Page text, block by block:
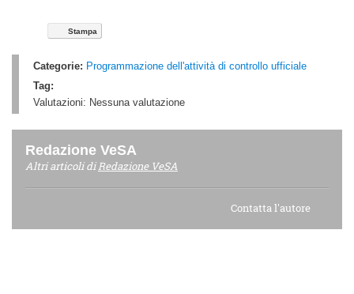
Stampa
Categorie: Programmazione dell'attività di controllo ufficiale
Tag:
Valutazioni: Nessuna valutazione
Redazione VeSA
Altri articoli diRedazione VeSA
Contatta l'autore